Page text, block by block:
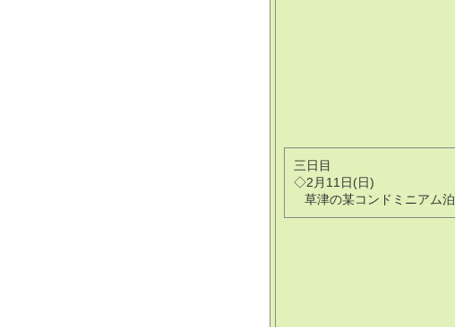
三日目
◇2月11日(日)
草津の某コンドミニアム泊